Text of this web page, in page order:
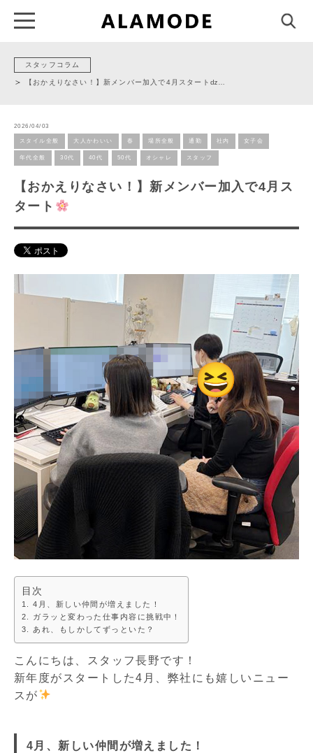
スタッフコラム
【おかえりなさい！】新メンバー加入で4月スタートǳ…
2026/04/03
スタイル全般 大人かわいい 春 場所全般 通勤 社内 女子会
年代全般 30代 40代 50代 オシャレ スタッフ
【おかえりなさい！】新メンバー加入で4月ス
タート
目次
4月、新しい仲間が増えました！
ガラッと変わった仕事内容に挑戦中！
あれ、もしかしてずっといた？
こんにちは、スタッフ長野です！
新年度がスタートした4月、弊社にも嬉しいニュー
スが
4 月、新しい仲間が増えました！